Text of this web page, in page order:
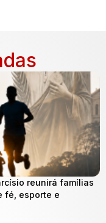
reunirá famílias
fé, esporte e